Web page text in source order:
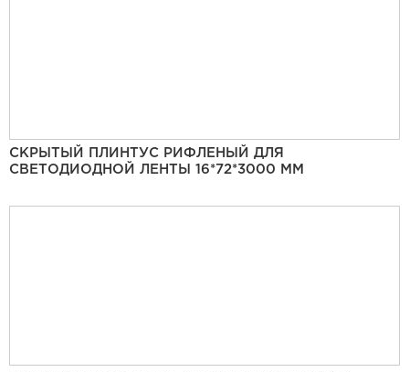
СКРЫТЫЙ ПЛИНТУС РИФЛЕНЫЙ ДЛЯ
СВЕТОДИОДНОЙ ЛЕНТЫ 16*72*3000 ММ